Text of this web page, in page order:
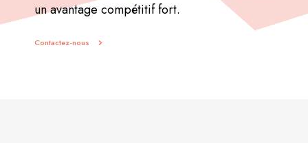
un avantage compétitif fort.
Contactez-nous